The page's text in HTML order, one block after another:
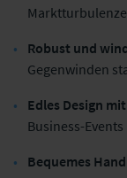
Robust und
Gegenwinden
Edles Design
Business-
Bequemes